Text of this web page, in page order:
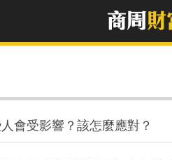
會受影響？該怎麼應對？